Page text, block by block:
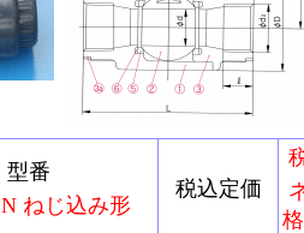
型番
N ねじ込み形
税込定価
格